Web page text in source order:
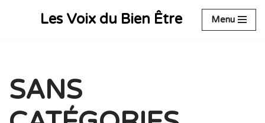
Les Voix du Bien Être Menu
SANS